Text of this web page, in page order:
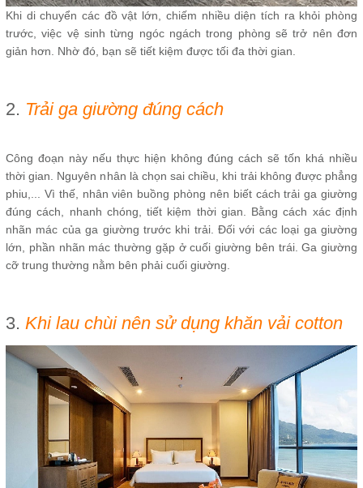
Khi di chuyển các đồ vật lớn, chiếm nhiều diện tích ra khỏi phòng
trước, việc vệ sinh từng ngóc ngách trong phòng sẽ trở nên đơn
giản hơn. Nhờ đó, bạn sẽ tiết kiệm được tối đa thời gian.
2. Trải ga giường đúng cách
Công đoạn này nếu thực hiện không đúng cách sẽ tốn khá nhiều
thời gian. Nguyên nhân là chọn sai chiều, khi trải không được phẳng
phiu,... Vì thế, nhân viên buồng phòng nên biết cách trải ga giường
đúng cách, nhanh chóng, tiết kiệm thời gian. Bằng cách xác định
nhãn mác của ga giường trước khi trải. Đối với các loại ga giường
lớn, phần nhãn mác thường gặp ở cuối giường bên trái. Ga giường
cỡ trung thường nằm bên phải cuối giường.
3. Khi lau chùi nên sử dụng khăn vải cotton